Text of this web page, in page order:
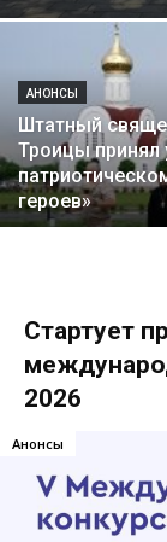
АНОНСЫ
Штатный
Троицы принял
героев»
Стартует
2026
Анонсы